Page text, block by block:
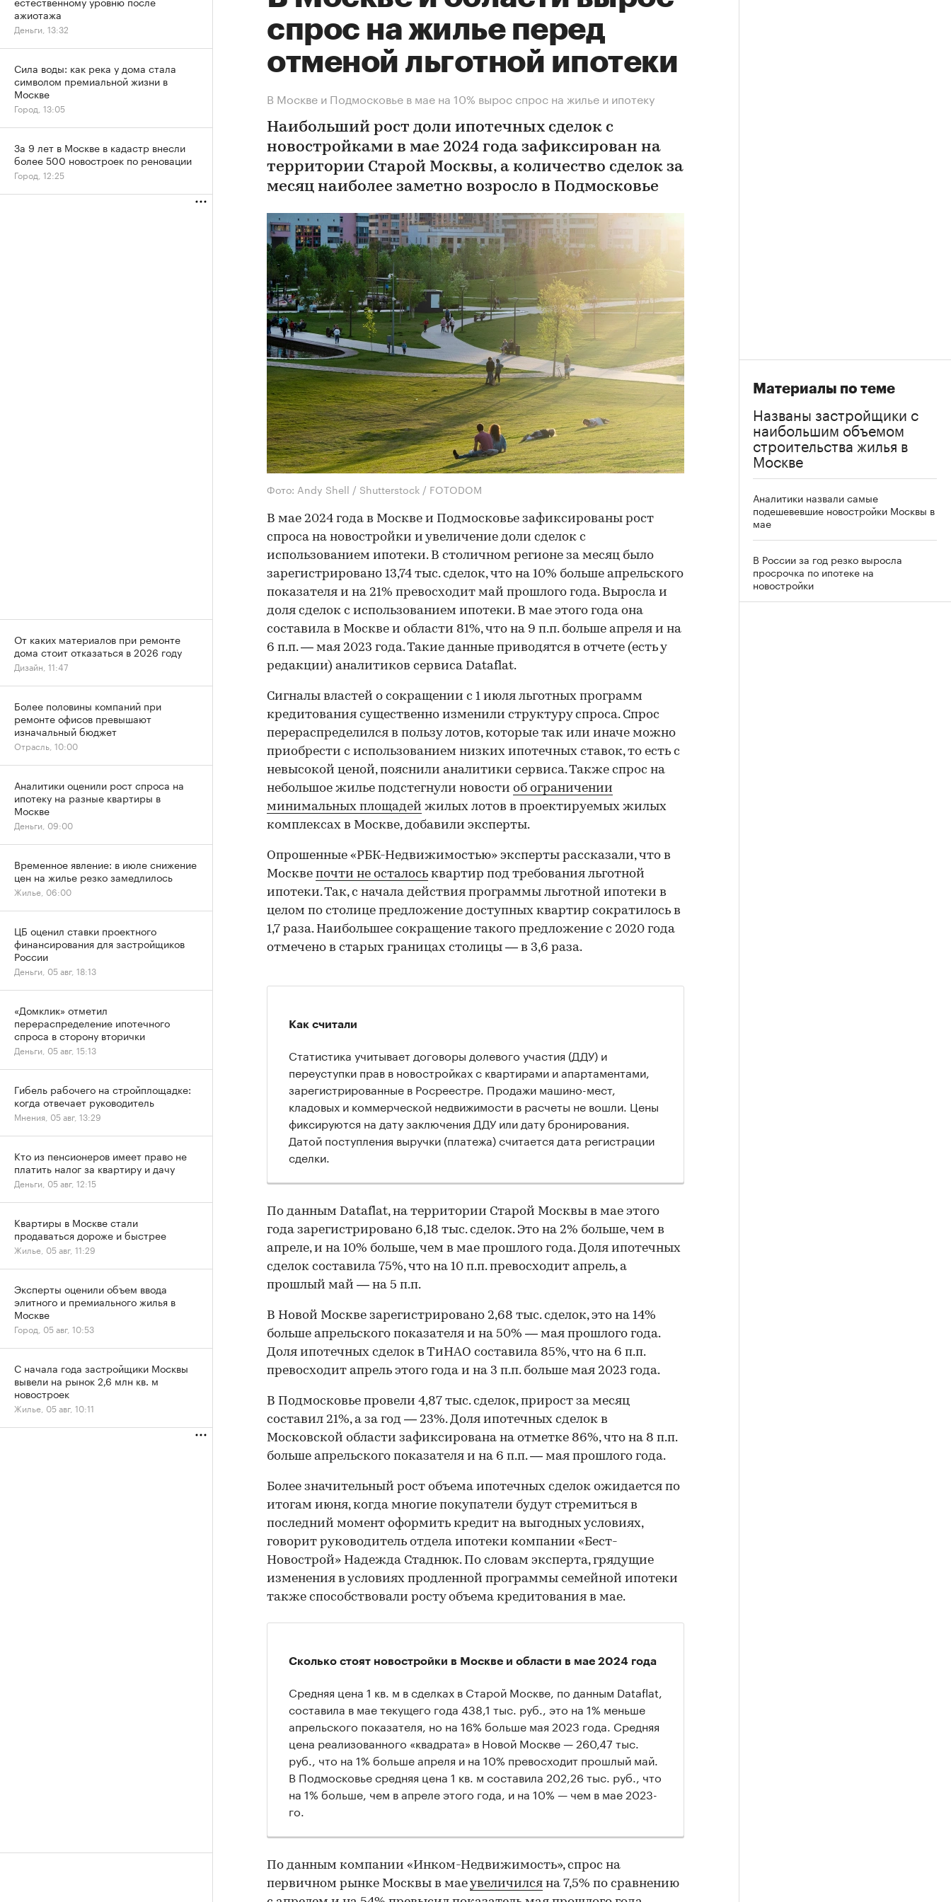
спрос на жилье перед
отменой льготной ипотеки
В Москве и Подмосковье в мае на 10% вырос спрос на жилье и ипотеку
Наибольший рост доли ипотечных сделок с
новостройками в мае 2024 года зафиксирован на
территории Старой Москвы, а количество сделок за
месяц наиболее заметно возросло в Подмосковье
Фото: Andy Shell / Shutterstock / FOTODOM
В мае 2024 года в Москве и Подмосковье зафиксированы рост
спроса на новостройки и увеличение доли сделок с
использованием ипотеки. В столичном регионе за месяц было
зарегистрировано 13,74 тыс. сделок, что на 10% больше апрельского
показателя и на 21% превосходит май прошлого года. Выросла и
доля сделок с использованием ипотеки. В мае этого года она
составила в Москве и области 81%, что на 9 п.п. больше апреля и на
6 п.п. — мая 2023 года. Такие данные приводятся в отчете (есть у
редакции) аналитиков сервиса Dataflat.
Сигналы властей о сокращении с 1 июля льготных программ
кредитования существенно изменили структуру спроса. Спрос
перераспределился в пользу лотов, которые так или иначе можно
приобрести с использованием низких ипотечных ставок, то есть с
невысокой ценой, пояснили аналитики сервиса. Также спрос на
небольшое жилье подстегнули новости об ограничении
минимальных площадей жилых лотов в проектируемых жилых
комплексах в Москве, добавили эксперты.
Опрошенные «РБК-Недвижимостью» эксперты рассказали, что в
Москве почти не осталось квартир под требования льготной
ипотеки. Так, с начала действия программы льготной ипотеки в
целом по столице предложение доступных квартир сократилось в
1,7 раза. Наибольшее сокращение такого предложение с 2020 года
отмечено в старых границах столицы — в 3,6 раза.
Как считали
Статистика учитывает договоры долевого участия (ДДУ) и
переуступки прав в новостройках с квартирами и апартаментами,
зарегистрированные в Росреестре. Продажи машино-мест,
кладовых и коммерческой недвижимости в расчеты не вошли. Цены
фиксируются на дату заключения ДДУ или дату бронирования.
Датой поступления выручки (платежа) считается дата регистрации
сделки.
По данным Dataflat, на территории Старой Москвы в мае этого
года зарегистрировано 6,18 тыс. сделок. Это на 2% больше, чем в
апреле, и на 10% больше, чем в мае прошлого года. Доля ипотечных
сделок составила 75%, что на 10 п.п. превосходит апрель, а
прошлый май — на 5 п.п.
В Новой Москве зарегистрировано 2,68 тыс. сделок, это на 14%
больше апрельского показателя и на 50% — мая прошлого года.
Доля ипотечных сделок в ТиНАО составила 85%, что на 6 п.п.
превосходит апрель этого года и на 3 п.п. больше мая 2023 года.
В Подмосковье провели 4,87 тыс. сделок, прирост за месяц
составил 21%, а за год — 23%. Доля ипотечных сделок в
Московской области зафиксирована на отметке 86%, что на 8 п.п.
больше апрельского показателя и на 6 п.п. — мая прошлого года.
Более значительный рост объема ипотечных сделок ожидается по
итогам июня, когда многие покупатели будут стремиться в
последний момент оформить кредит на выгодных условиях,
говорит руководитель отдела ипотеки компании «Бест-
Новострой» Надежда Стаднюк. По словам эксперта, грядущие
изменения в условиях продленной программы семейной ипотеки
также способствовали росту объема кредитования в мае.
Сколько стоят новостройки в Москве и области в мае 2024 года
Средняя цена 1 кв. м в сделках в Старой Москве, по данным Dataflat,
составила в мае текущего года 438,1 тыс. руб., это на 1% меньше
апрельского показателя, но на 16% больше мая 2023 года. Средняя
цена реализованного «квадрата» в Новой Москве — 260,47 тыс.
руб., что на 1% больше апреля и на 10% превосходит прошлый май.
В Подмосковье средняя цена 1 кв. м составила 202,26 тыс. руб., что
на 1% больше, чем в апреле этого года, и на 10% — чем в мае 2023-
го.
По данным компании «Инком-Недвижимость», спрос на
первичном рынке Москвы в маеувеличился на 7,5% по сравнению
Материалы по теме
Названы застройщики с
наибольшим объемом
строительства жилья в
Москве
Аналитики назвали самые
подешевевшие новостройки Москвы в
мае
В России за год резко выросла
просрочка по ипотеке на
новостройки
ажиотажа
Деньги, 13:32
Сила воды: как река у дома стала
символом премиальной жизни в
Москве
Город, 13:05
За 9 лет в Москве в кадастр внесли
более 500 новостроек по реновации
Город, 12:25
От каких материалов при ремонте
дома стоит отказаться в 2026 году
Дизайн, 11:47
Более половины компаний при
ремонте офисов превышают
изначальный бюджет
Отрасль, 10:00
Аналитики оценили рост спроса на
ипотеку на разные квартиры в
Москве
Деньги, 09:00
Временное явление: в июле снижение
цен на жилье резко замедлилось
Жилье, 06:00
ЦБ оценил ставки проектного
финансирования для застройщиков
России
Деньги, 05 авг, 18:13
«Домклик» отметил
перераспределение ипотечного
спроса в сторону вторички
Деньги, 05 авг, 15:13
Гибель рабочего на стройплощадке:
когда отвечает руководитель
Мнения, 05 авг, 13:29
Кто из пенсионеров имеет право не
платить налог за квартиру и дачу
Деньги, 05 авг, 12:15
Квартиры в Москве стали
продаваться дороже и быстрее
Жилье, 05 авг, 11:29
Эксперты оценили объем ввода
элитного и премиального жилья в
Москве
Город, 05 авг, 10:53
С начала года застройщики Москвы
вывели на рынок 2,6 млн кв. м
новостроек
Жилье, 05 авг, 10:11